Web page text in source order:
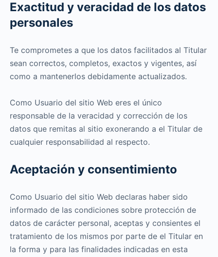
Exactitud y veracidad de los datos
personales
Te comprometes a que los datos facilitados al Titular
sean correctos, completos, exactos y vigentes, así
como a mantenerlos debidamente actualizados.
Como Usuario del sitio Web eres el único
responsable de la veracidad y corrección de los
datos que remitas al sitio exonerando a el Titular de
cualquier responsabilidad al respecto.
Aceptación y consentimiento
Como Usuario del sitio Web declaras haber sido
informado de las condiciones sobre protección de
datos de carácter personal, aceptas y consientes el
tratamiento de los mismos por parte de el Titular en
la forma y para las finalidades indicadas en esta